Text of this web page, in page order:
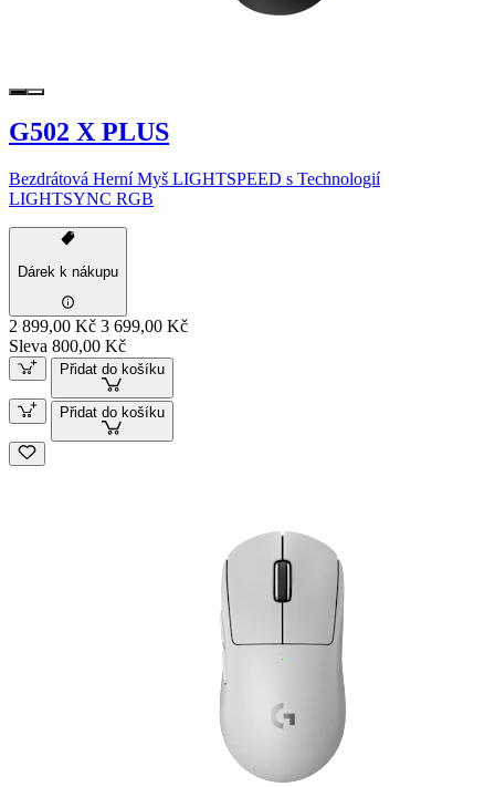
G502 X PLUS
Bezdrátová Herní Myš LIGHTSPEED s Technologií
LIGHTSYNC RGB
Dárek k nákupu
2 899,00 Kč 3 699,00 Kč
Sleva 800,00 Kč
Přidat do košíku
Přidat do košíku